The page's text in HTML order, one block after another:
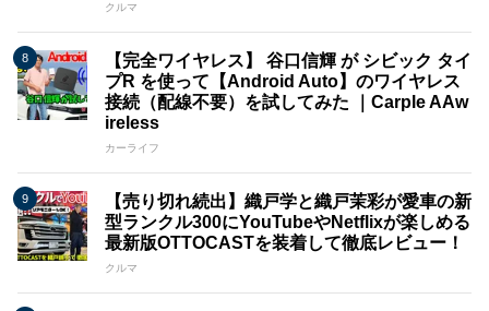
クルマ
【完全ワイヤレス】 谷口信輝 が シビック タイ
プR を使って【Android Auto】のワイヤレス
接続（配線不要）を試してみた ｜Carple AAw
ireless
カーライフ
【売り切れ続出】織戸学と織戸茉彩が愛車の新
型ランクル300にYouTubeやNetflixが楽しめる
最新版OTTOCASTを装着して徹底レビュー！
クルマ